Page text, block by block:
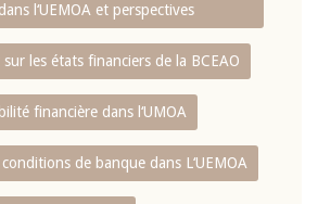
l‘UEMOA et perspectives
les états financiers de la BCEAO
financière dans l‘UMOA
de banque dans L‘UEMOA